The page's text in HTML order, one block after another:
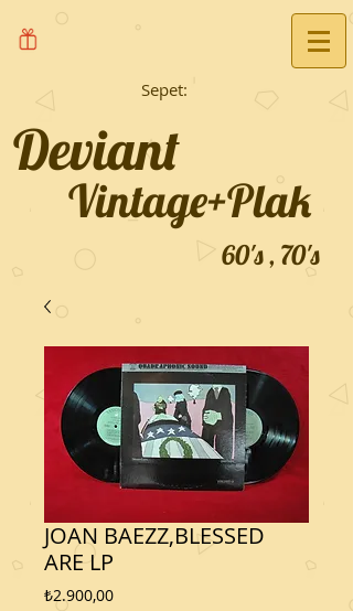
Sepet:
Vintage+Plak
Deviant
60's , 70's
JOAN BAEZZ,BLESSED
ARE LP
₺2.900,00Fiyat